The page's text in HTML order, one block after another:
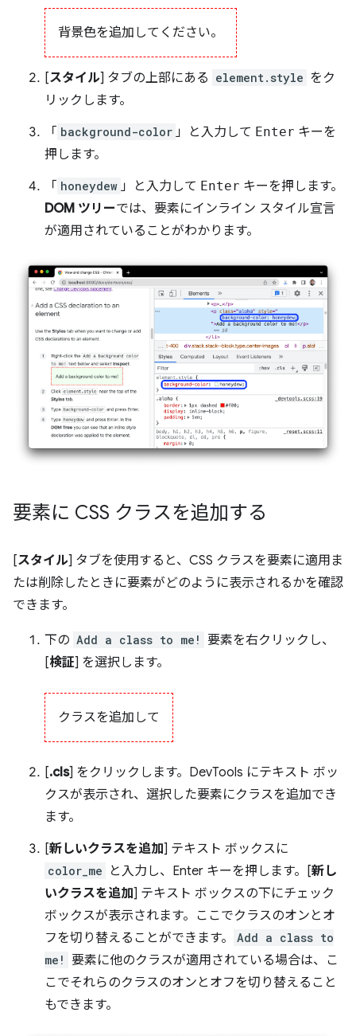
背景色を追加してください。
[スタイル] タブの上部にある element.style をク
リックします。
「 background-color 」と入力して Enter キーを
押します。
「 honeydew 」と入力して Enter キーを押します。
DOM ツリーでは、要素にインライン スタイル宣言
が適用されていることがわかります。
要素に CSS クラスを追加する
[スタイル] タブを使用すると、CSS クラスを要素に適用ま
たは削除したときに要素がどのように表示されるかを確認
できます。
下の Add a class to me!
要素を右クリックし、
[検証] を選択します。
クラスを追加して
[.cls] をクリックします。DevTools にテキスト ボッ
クスが表示され、選択した要素にクラスを追加でき
ます。
[新しいクラスを追加] テキスト ボックスに
color_me と入力し、Enter キーを押します。[新し
いクラスを追加] テキスト ボックスの下にチェック
ボックスが表示されます。ここでクラスのオンとオ
フを切り替えることができます。
Add a class to
me!
要素に他のクラスが適用されている場合は、こ
こでそれらのクラスのオンとオフを切り替えること
もできます。